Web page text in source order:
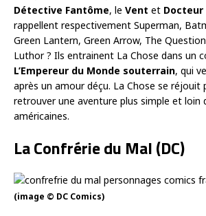
Détective Fantôme, le Vent et Docteur
rappellent respectivement Superman,
Green Lantern, Green Arrow, The
Luthor ? Ils entrainent La Chose dans un
L’Empereur du Monde souterrain, qui
après un amour déçu. La Chose se réjouit
retrouver une aventure plus simple et loin
américaines.
La Confrérie du Mal (DC)
(image © DC Comics)